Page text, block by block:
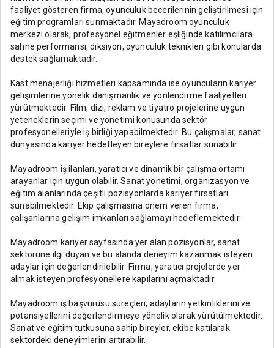
faaliyet gösteren firma, oyunculuk becerilerinin geliştirilmesi için
eğitim programları sunmaktadır. Mayadroom oyunculuk
merkezi olarak, profesyonel eğitmenler eşliğinde katılımcılara
sahne performansı, diksiyon, oyunculuk teknikleri gibi konularda
destek sağlamaktadır.
Kast menajerliği hizmetleri kapsamında ise oyuncuların kariyer
gelişimlerine yönelik danışmanlık ve yönlendirme faaliyetleri
yürütmektedir. Film, dizi, reklam ve tiyatro projelerine uygun
yeteneklerin seçimi ve yönetimi konusunda sektör
profesyonelleriyle iş birliği yapabilmektedir. Bu çalışmalar, sanat
dünyasında kariyer hedefleyen bireylere fırsatlar sunabilir.
Mayadroom iş ilanları, yaratıcı ve dinamik bir çalışma ortamı
arayanlar için uygun olabilir. Sanat yönetimi, organizasyon ve
eğitim alanlarında çeşitli pozisyonlarda kariyer fırsatları
sunabilmektedir. Ekip çalışmasına önem veren firma,
çalışanlarına gelişim imkanları sağlamayı hedeflemektedir.
Mayadroom kariyer sayfasında yer alan pozisyonlar, sanat
sektörüne ilgi duyan ve bu alanda deneyim kazanmak isteyen
adaylar için değerlendirilebilir. Firma, yaratıcı projelerde yer
almak isteyen profesyonellere kapılarını açmaktadır.
Mayadroom iş başvurusu süreçleri, adayların yetkinliklerini ve
potansiyellerini değerlendirmeye yönelik olarak yürütülmektedir.
Sanat ve eğitim tutkusuna sahip bireyler, ekibe katılarak
sektördeki deneyimlerini artırabilir.